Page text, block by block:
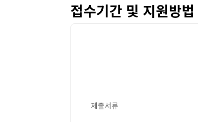
접수기간 및 지원방법
제출서류